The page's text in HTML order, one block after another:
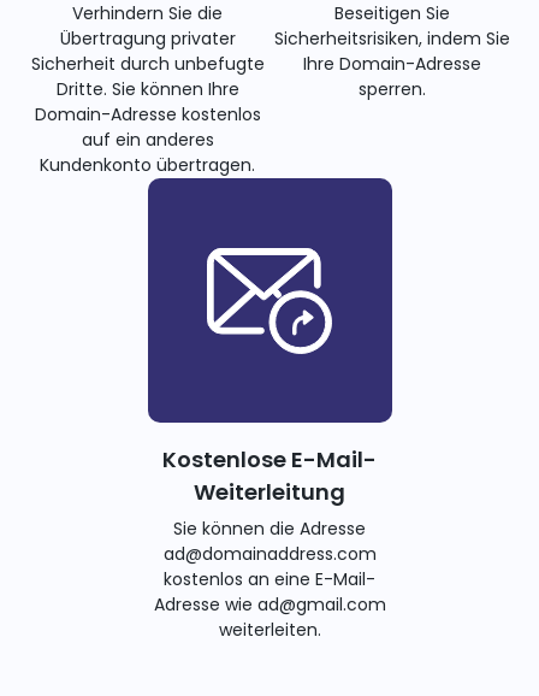
Verhindern Sie die
Übertragung privater
Sicherheit durch unbefugte
Dritte. Sie können Ihre
Domain-Adresse kostenlos
auf ein anderes
Kundenkonto übertragen.
Beseitigen Sie
Sicherheitsrisiken, indem Sie
Ihre Domain-Adresse
sperren.
Kostenlose E-Mail-
Weiterleitung
Sie können die Adresse
ad@domainaddress.com
kostenlos an eine E-Mail-
Adresse wie ad@gmail.com
weiterleiten.